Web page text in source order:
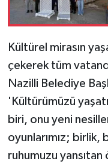
Kültürel mirasın
çekerek tüm
Nazilli Belediye
'Kültürümüzü
biri, onu yeni
oyunlarımız; birlik,
ruhumuzu